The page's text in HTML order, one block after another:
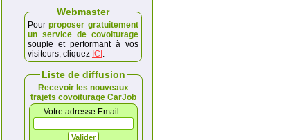
Webmaster
Pour proposer gratuitement
un service de covoiturage
souple et performant à vos
visiteurs, cliquez ICI .
Liste de diffusion
Recevoir les nouveaux
trajets covoiturage CarJob
Votre adresse Email :